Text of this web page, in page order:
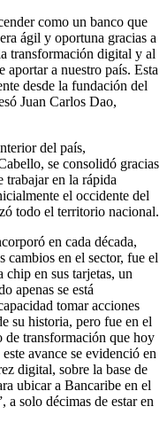
como un banco que
ágil y oportuna gracias a
transformación digital y al
aportar a nuestro país. Esta
desde la fundación del
Juan Carlos Dao,
del país,
se consolidó gracias
trabajar en la rápida
el occidente del
todo el territorio nacional.
en cada década,
cambios en el sector, fue el
en sus tarjetas, un
apenas se está
tomar acciones
su historia, pero fue en el
de transformación que hoy
avance se evidenció en
digital, sobre la base de
ubicar a Bancaribe en el
solo décimas de estar en